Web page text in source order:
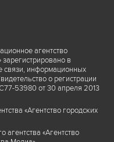
агентство
зарегистрировано в
связи, информационных
о регистрации
53980 от 30 апреля 2013
«Агентство городских
«Агентство